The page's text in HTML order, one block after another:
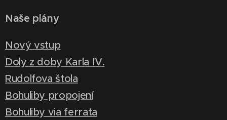
Naše plány
Nový vstup
Doly z doby Karla IV.
Rudolfova štola
Bohuliby propojení
Bohuliby via ferrata